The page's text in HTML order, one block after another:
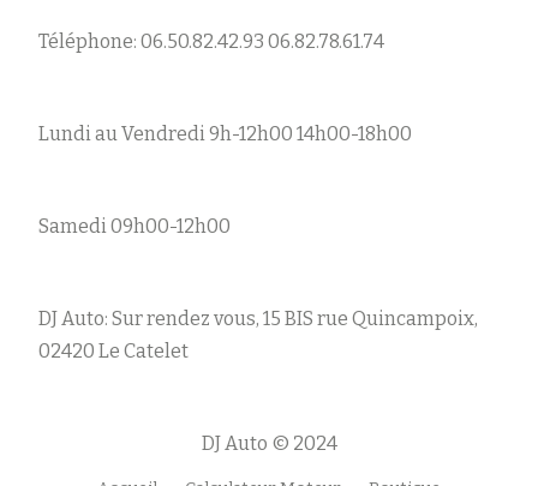
Téléphone: 06.50.82.42.93 06.82.78.61.74
Lundi au Vendredi 9h-12h00 14h00-18h00
Samedi 09h00-12h00
DJ Auto: Sur rendez vous, 15 BIS rue Quincampoix,
02420 Le Catelet
DJ Auto © 2024